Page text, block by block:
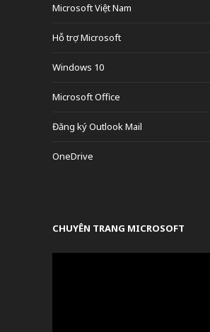
Microsoft Việt Nam
Hỗ trợ Microsoft
Windows 10
Microsoft Office
Đăng ký Outlook Mail
OneDrive
CHUYÊN TRANG MICROSOFT